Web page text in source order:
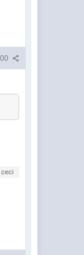
ceci